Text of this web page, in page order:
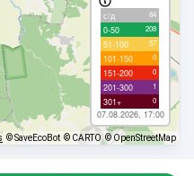
с/д 84
0-50 208
51-100 57
101-150 0
151-200 0
201-300 1
301+ 0
07.08.2026, 17:00
© SaveEcoBot © CARTO © OpenStreetMap